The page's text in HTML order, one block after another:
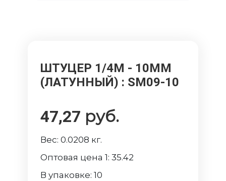
ШТУЦЕР 1/4M - 10ММ
(ЛАТУННЫЙ) : SM09-10
47,27 руб.
Вес:0.0208 кг.
Оптовая цена 1:35.42
В упаковке:10